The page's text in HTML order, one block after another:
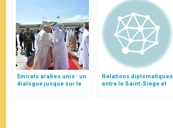
Emirats arabes unis : un
dialogue jusque sur le
Relations diplomatiques
entre le Saint-Siège et